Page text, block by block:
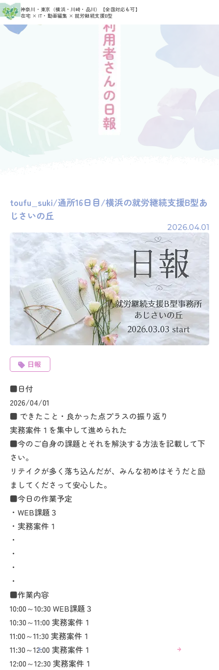
神奈川・東京（横浜・川崎・品川）
【全国対応も可】
在宅 × IT・動画編集 × 就労継続支援B型
HOME > 利用者さんの日報 > toufu_suki
toufu_suki/通所16日目/横浜の就労継続支援B型あ
じさいの丘
2026.04.01
日報
■日付
2026/04/01
■ できたこと・良かった点プラスの振り返り
実務案件１を集中して進められた
■今のご自身の課題とそれを解決する方法を記載して下
さい。
リテイクが多く落ち込んだが、みんな初めはそうだと励
ましてくださって安心した。
■今日の作業予定
・WEB課題３
・実務案件１
・
・
・
・
■作業内容
10:00～10:30 WEB課題３
10:30～11:00 実務案件１
11:00～11:30 実務案件１
11:30～12:00 実務案件１
12:00～12:30 実務案件１